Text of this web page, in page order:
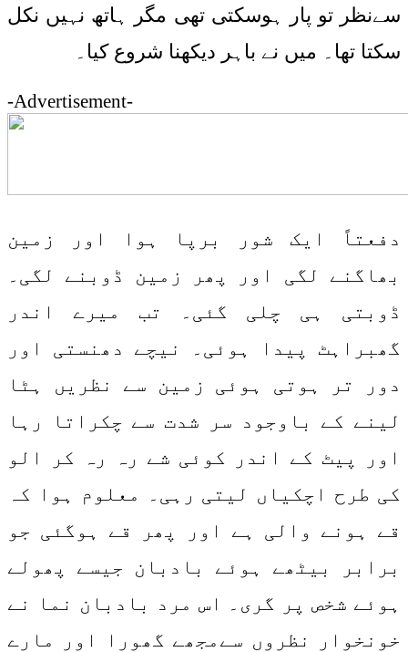
سےنظر تو پار ہوسکتی تھی مگر ہاتھ نہیں نکل
سکتا تھا۔ میں نے باہر دیکھنا شروع کیا۔
-Advertisement-
دفعتاً ایک شور برپا ہوا اور زمین
بھاگنے لگی اور پھر زمین ڈوبنے لگی۔
ڈوبتی ہی چلی گئی۔ تب میرے اندر
گھبراہٹ پیدا ہوئی۔ نیچے دھنستی اور
دور تر ہوتی ہوئی زمین سے نظریں ہٹا
لینے کے باوجود سر شدت سے چکراتا رہا
اور پیٹ کے اندر کوئی شے رہ رہ کر الو
کی طرح اچکیاں لیتی رہی۔ معلوم ہوا کہ
قے ہونے والی ہے اور پھر قے ہوگئی جو
برابر بیٹھے ہوئے بادبان جیسے پھولے
ہوئے شخص پر گری۔ اس مرد بادبان نما نے
خونخوار نظروں سےمجھے گھورا اور مارے